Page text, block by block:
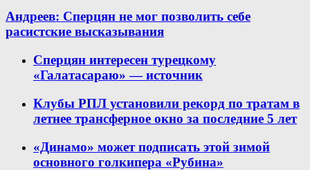
Андреев: Сперцян не мог позволить себе
расистские высказывания
Сперцян интересен турецкому
«Галатасараю» — источник
Клубы РПЛ установили рекорд по тратам в
летнее трансферное окно за последние 5 лет
«Динамо» может подписать этой зимой
основного голкипера «Рубина»